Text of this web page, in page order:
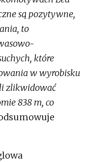
są pozytywne,
to
które
w wyrobisku
zlikwidować
838 m, co